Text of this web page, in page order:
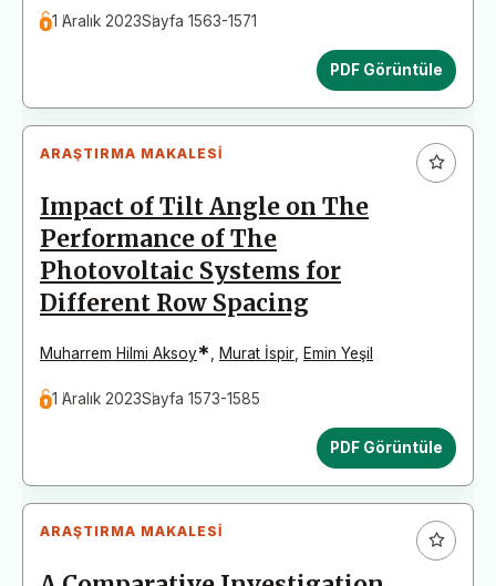
1 Aralık 2023Sayfa 1563-1571
PDF Görüntüle
ARAŞTIRMA MAKALESI
Impact of Tilt Angle on The
Performance of The
Photovoltaic Systems for
Different Row Spacing
Muharrem Hilmi Aksoy* Murat İspir Emin Yeşil
1 Aralık 2023Sayfa 1573-1585
PDF Görüntüle
ARAŞTIRMA MAKALESI